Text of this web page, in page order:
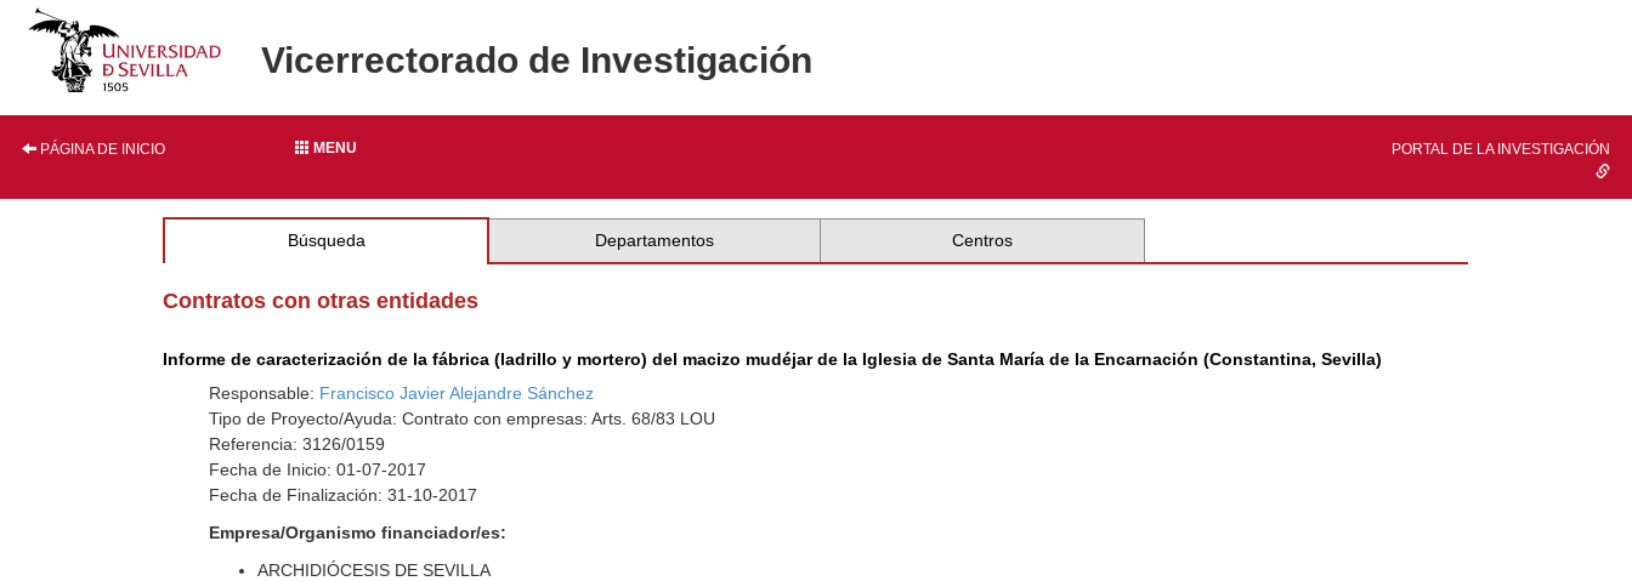
Vicerrectorado de Investigación
PÁGINA DE INICIO MENU PORTAL DE LA INVESTIGACIÓN
Búsqueda Departamentos Centros
Contratos con otras entidades
Informe de caracterización de la fábrica (ladrillo y mortero) del macizo mudéjar de la Iglesia de Santa María de la Encarnación (Constantina, Sevilla)
Responsable: Francisco Javier Alejandre Sánchez
Tipo de Proyecto/Ayuda: Contrato con empresas: Arts. 68/83 LOU
Referencia: 3126/0159
Fecha de Inicio: 01-07-2017
Fecha de Finalización: 31-10-2017
Empresa/Organismo financiador/es:
ARCHIDIÓCESIS DE SEVILLA